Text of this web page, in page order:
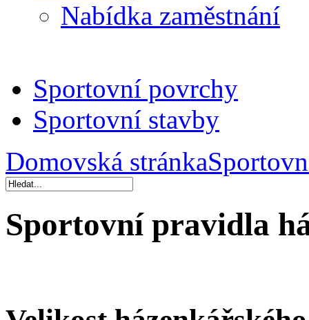
Nabídka zaměstnání
Sportovní povrchy
Sportovní stavby
Domovská stránka
Sportovní pravidla